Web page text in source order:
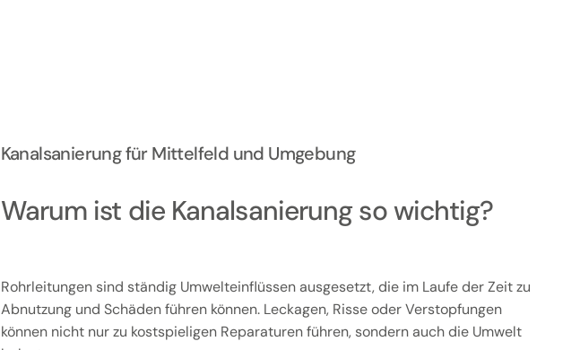
Kanalsanierung für Mittelfeld und Umgebung
Warum ist die Kanalsanierung so wichtig?
Rohrleitungen sind ständig Umwelteinflüssen ausgesetzt, die im Laufe der Zeit zu
Abnutzung und Schäden führen können. Leckagen, Risse oder Verstopfungen
können nicht nur zu kostspieligen Reparaturen führen, sondern auch die Umwelt